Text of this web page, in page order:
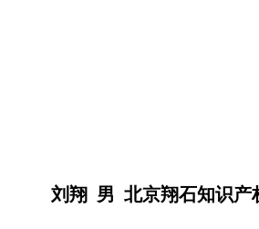
刘翔 男 北京翔石知识产